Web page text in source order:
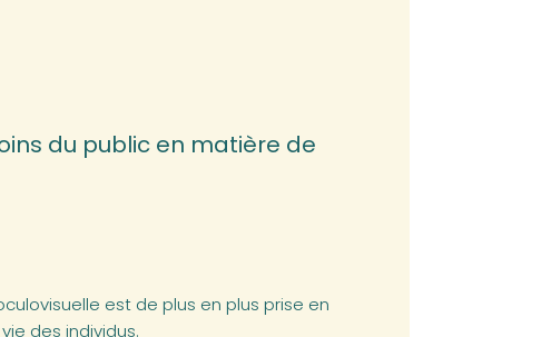
du public en matière de
est de plus en plus prise en
des individus.